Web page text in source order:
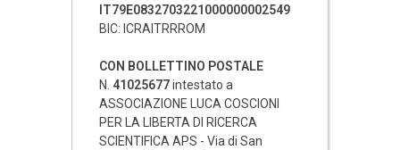
IT79E0832703221000000002549
BIC: ICRAITRRROM
CON BOLLETTINO POSTALE
N. 41025677intestato a
ASSOCIAZIONE LUCA COSCIONI
PER LA LIBERTA DI RICERCA
SCIENTIFICA APS - Via di San